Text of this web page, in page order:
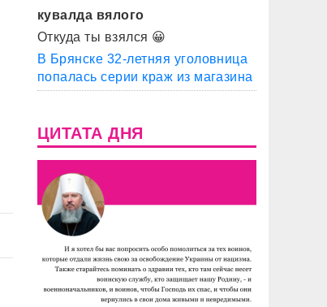
кувалда вялого
Откуда ты взялся 😀
В Брянске 32-летняя уголовница
попалась серии краж из магазина
ЦИТАТА ДНЯ